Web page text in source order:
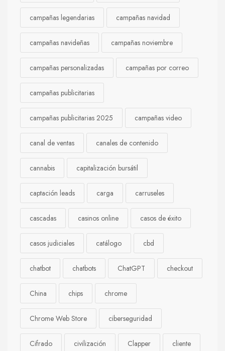
campañas legendarias campañas navidad
campañas navideñas campañas noviembre
campañas personalizadas campañas por correo
campañas publicitarias
campañas publicitarias 2025 campañas video
canal de ventas canales de contenido
cannabis capitalización bursátil
captación leads carga carruseles
cascadas casinos online casos de éxito
casos judiciales catálogo cbd
chatbot chatbots ChatGPT checkout
China chips chrome
Chrome Web Store ciberseguridad
Cifrado civilización Clapper cliente